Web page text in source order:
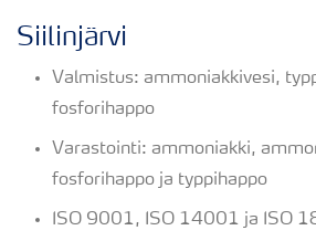
Siilinjärvi
Valmistus: ammoniakkivesi,
fosforihappo
Varastointi: ammoniakki,
fosforihappo ja typpihappo
ISO 9001, ISO 14001 ja ISO